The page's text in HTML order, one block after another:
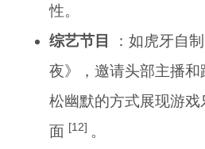
性。
综艺节目
：如虎牙自
夜》，邀请头部主播
松幽默的方式展现游
面 [12] 。